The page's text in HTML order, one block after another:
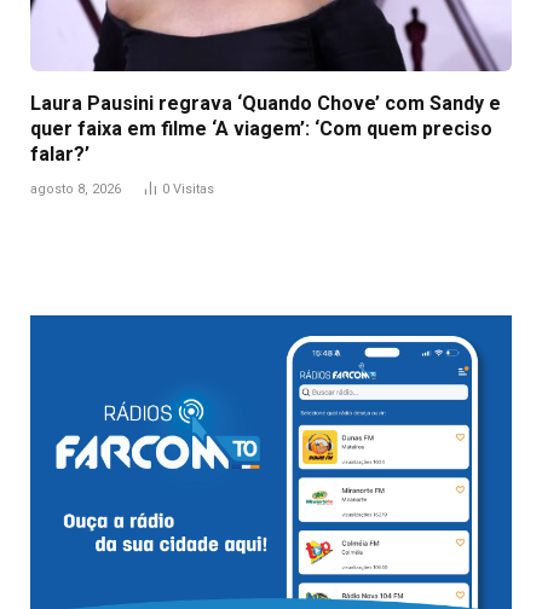
Laura Pausini regrava ‘Quando Chove’ com Sandy e
quer faixa em filme ‘A viagem’: ‘Com quem preciso
falar?’
agosto 8, 2026 0 Visitas